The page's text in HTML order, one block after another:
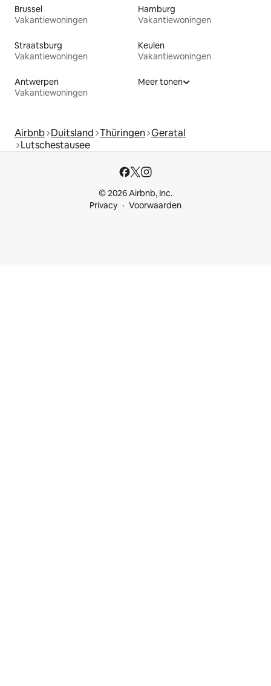
Brussel
Vakantiewoningen
Hamburg
Vakantiewoningen
Straatsburg
Vakantiewoningen
Keulen
Vakantiewoningen
Antwerpen
Vakantiewoningen
Meer tonen
Airbnb Duitsland Thüringen Geratal
Lutschestausee
© 2026 Airbnb, Inc.
Privacy
Voorwaarden